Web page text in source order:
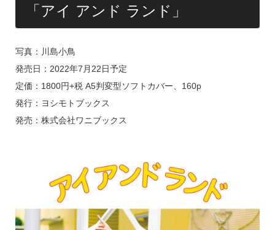
「アイ アンド ランド」
写真：川島小鳥
発売日：2022年7月22日予定
定価：1800円+税 A5判変型ソフトカバー、160p
発行：ヨシモトブックス
発売：株式会社ワニブックス